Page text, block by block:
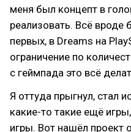
меня был концепт в
реализовать. Всё
первых, в Dreams на
ограничение по
с геймпада это всё
Я оттуда прыгнул, стал
какие-то такие ещё
игры. Вот нашёл проект